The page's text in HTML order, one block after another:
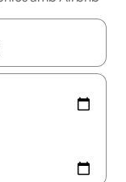
navegar-hi a